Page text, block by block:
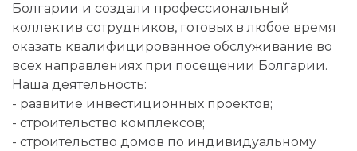
Болгарии и создали профессиональный
коллектив сотрудников, готовых в любое время
оказать квалифицированное обслуживание во
всех направлениях при посещении Болгарии.
Наша деятельность:
- развитие инвестиционных проектов;
- строительство комплексов;
- строительство домов по индивидуальному